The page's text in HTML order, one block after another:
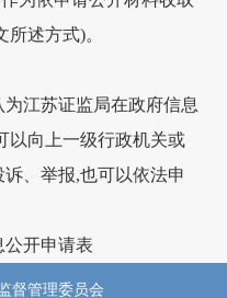
述方式)。
江苏证监局在政府信息
以向上一级行政机关或
、举报,也可以依法申
公开申请表
督管理委员会